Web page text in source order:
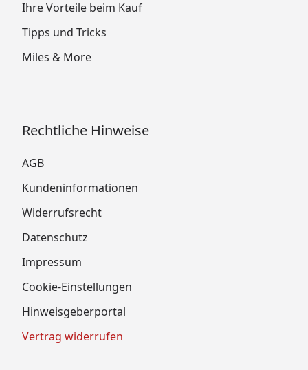
Ihre Vorteile beim Kauf
Tipps und Tricks
Miles & More
Rechtliche Hinweise
AGB
Kundeninformationen
Widerrufsrecht
Datenschutz
Impressum
Cookie-Einstellungen
Hinweisgeberportal
Vertrag widerrufen